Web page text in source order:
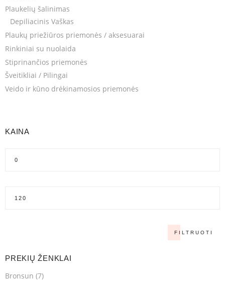
Plaukelių šalinimas
Depiliacinis Vaškas
Plaukų priežiūros priemonės / aksesuarai
Rinkiniai su nuolaida
Stiprinančios priemonės
Šveitikliai / Pilingai
Veido ir kūno drėkinamosios priemonės
KAINA
FILTRUOTI
PREKIŲ ŽENKLAI
Bronsun (7)